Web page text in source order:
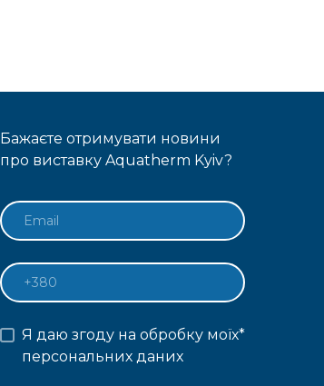
Бажаєте отримувати новини
про виставку Aquatherm Kyiv?
Я даю згоду на обробку моїх
персональних даних
*